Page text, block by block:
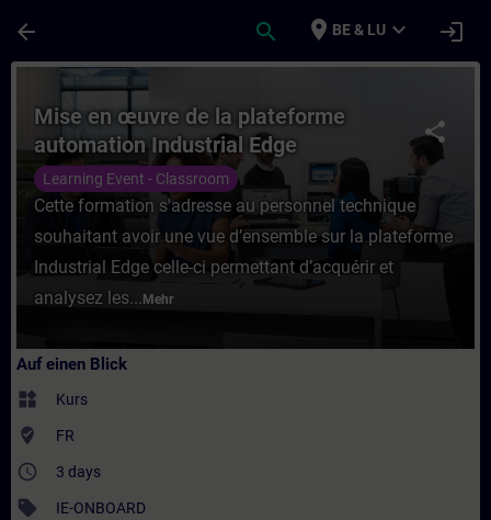
arrow_back search place BE & LU expand_more login
Kurs - Mise en œuvre de la plateforme
share
Mise en œuvre de la plateforme
automation Industrial Edge
Learning Event - Classroom
Cette formation s'adresse au personnel technique
souhaitant avoir une vue d’ensemble sur la plateforme
Industrial Edge celle-ci permettant d’acquérir et
analysez les... Mehr
Auf einen Blick
widgets Kurs
where_to_vote FR
access_time 3 days
sell IE-ONBOARD